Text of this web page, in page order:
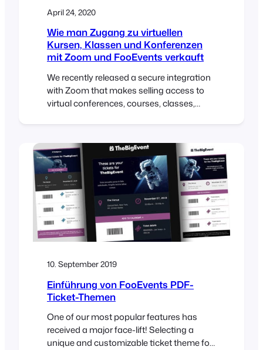
April 24, 2020
Wie man Zugang zu virtuellen
Kursen, Klassen und Konferenzen
mit Zoom und FooEvents verkauft
We recently released a secure integration
with Zoom that makes selling access to
virtual conferences, courses, classes,
have compiled various use case guides
that outline how to setup various types of
virtual events using FooEvents and Zoom.
Each use cases outlines…
10. September 2019
Einführung von FooEvents PDF-
Ticket-Themen
One of our most popular features has
received a major face-lift! Selecting a
unique and customizable ticket theme for